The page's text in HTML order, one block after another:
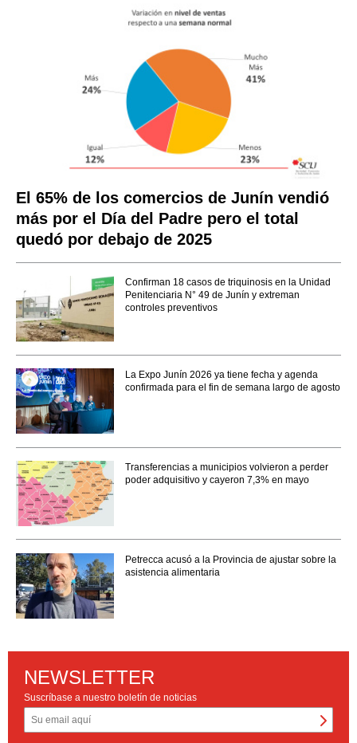
El 65% de los comercios de Junín vendió
más por el Día del Padre pero el total
quedó por debajo de 2025
Confirman 18 casos de triquinosis en la Unidad
Penitenciaria N° 49 de Junín y extreman
controles preventivos
La Expo Junín 2026 ya tiene fecha y agenda
confirmada para el fin de semana largo de agosto
Transferencias a municipios volvieron a perder
poder adquisitivo y cayeron 7,3% en mayo
Petrecca acusó a la Provincia de ajustar sobre la
asistencia alimentaria
NEWSLETTER
Suscríbase a nuestro boletín de noticias